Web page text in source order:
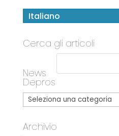
Italiano
Cerca gli articoli
News
Depros
Archivio